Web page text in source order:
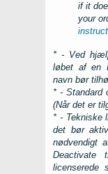
if it
your
* - Ved
løbet af en
navn bør
* - Standard
(Når det er
* - Tekniske
det bør
nødvendigt
Deactivate
licenserede